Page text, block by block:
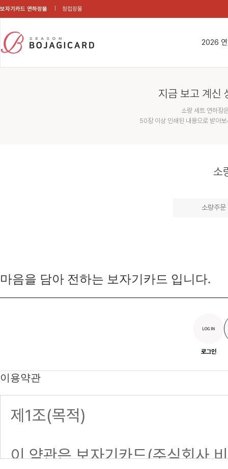
보자기카드 연하장몰 청첩장몰
2026
지금 보고 계신
소량 세트 연하장
50장 이상 인쇄된 내용으로 받아
소
소량주문
마음을 담아 전하는 보자기카드 입니다.
로그인
이용약관